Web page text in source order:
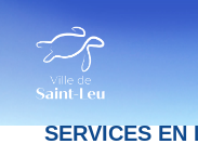
SERVICES EN